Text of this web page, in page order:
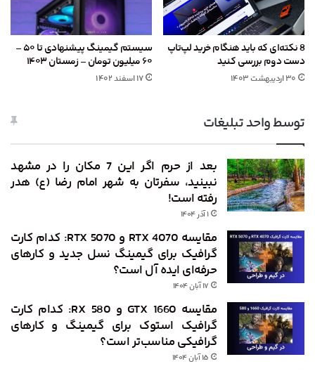
8 نکته‌ای که باید هنگام خرید لپ‌تاپ
دست دوم بررسی کنید
۳۰ اردیبهشت ۱۴۰۳
سیستم گیمینگ پیشنهادی تا ۵۰ –
۶۰ میلیون تومان – زمستان ۱۴۰۳
۱۷ اسفند ۱۴۰۲
توسط واحد تبلیغات
بعد از حرم اگر این 7 مکان را در مشهد
نبینید، سفرتان به شهر امام رضا (ع) هدر
رفته است!
۱ آذر ۱۴۰۴
مقایسه RTX 4070 و RTX 5070: کدام کارت
گرافیک برای گیمینگ نسل جدید و کارهای
حرفه‌ای ایده ‌آل است؟
۱۷ آبان ۱۴۰۴
مقایسه GTX 1660 و RX 580: کدام کارت
گرافیک استوک برای گیمینگ و کارهای
گرافیکی مناسب‌تر است؟
۱۵ آبان ۱۴۰۴